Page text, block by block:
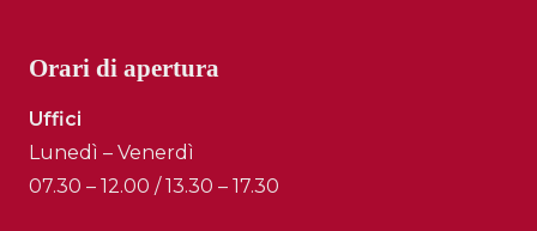
Orari di apertura
Uffici
Lunedì – Venerdì
07.30 – 12.00 / 13.30 – 17.30